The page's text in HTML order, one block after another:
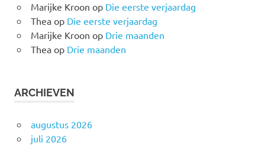
Marijke Kroon op Die eerste verjaardag
Theaop Die eerste verjaardag
Marijke Kroon op Drie maanden
Theaop Drie maanden
ARCHIEVEN
augustus 2026
juli 2026